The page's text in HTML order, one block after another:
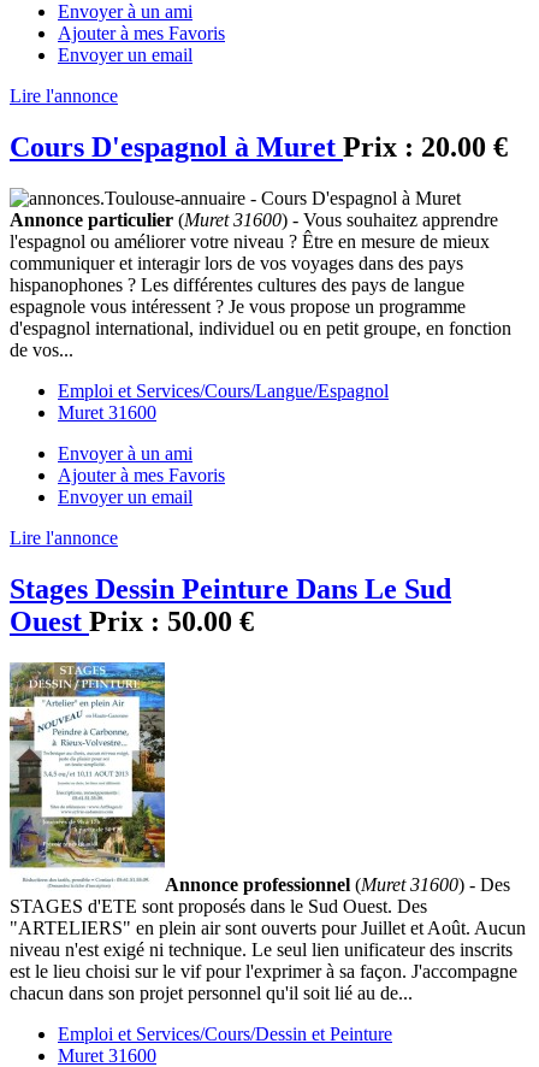
Envoyer à un ami
Ajouter à mes Favoris
Envoyer un email
Lire l'annonce
Cours D'espagnol à Muret Prix : 20.00 €
Annonce particulier (Muret 31600) - Vous souhaitez apprendre
l'espagnol ou améliorer votre niveau ? Être en mesure de mieux
communiquer et interagir lors de vos voyages dans des pays
hispanophones ? Les différentes cultures des pays de langue
espagnole vous intéressent ? Je vous propose un programme
d'espagnol international, individuel ou en petit groupe, en fonction
de vos...
Emploi et Services/Cours/Langue/Espagnol
Muret 31600
Envoyer à un ami
Ajouter à mes Favoris
Envoyer un email
Lire l'annonce
Stages Dessin Peinture Dans Le Sud
Ouest Prix : 50.00 €
Annonce professionnel (Muret 31600) - Des
STAGES d'ETE sont proposés dans le Sud Ouest. Des
"ARTELIERS" en plein air sont ouverts pour Juillet et Août. Aucun
niveau n'est exigé ni technique. Le seul lien unificateur des inscrits
est le lieu choisi sur le vif pour l'exprimer à sa façon. J'accompagne
chacun dans son projet personnel qu'il soit lié au de...
Emploi et Services/Cours/Dessin et Peinture
Muret 31600